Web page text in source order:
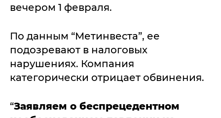
вечером 1 февраля.
По данным “Метинвеста”, ее
подозревают в налоговых
нарушениях. Компания
категорически отрицает обвинения.
“Заявляем о беспрецедентном